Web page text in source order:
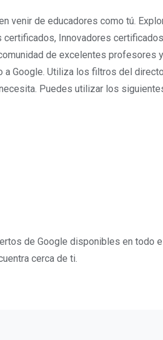
venir de educadores como tú.
certificados, Innovadores
de excelentes profesores
Google. Utiliza los filtros del
Puedes utilizar los
de Google disponibles en todo
cerca de ti.